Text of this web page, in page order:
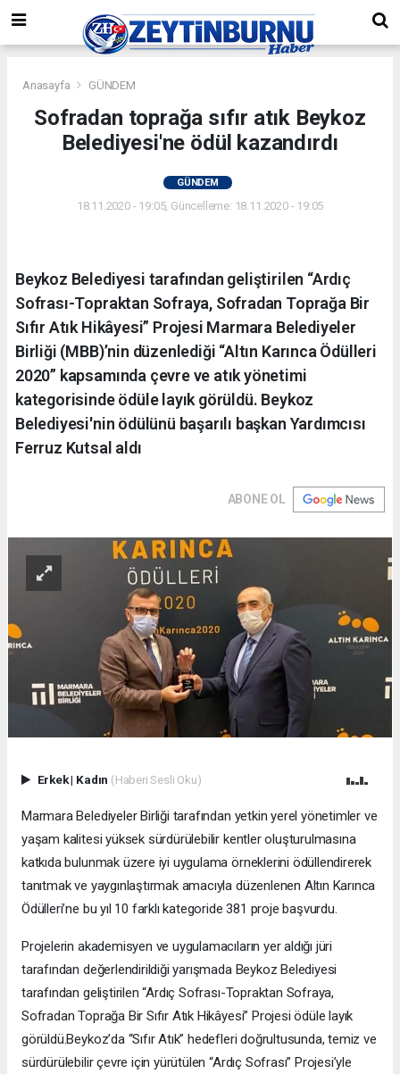
Anasayfa GÜNDEM
Sofradan toprağa sıfır atık Beykoz
Belediyesi'ne ödül kazandırdı
GÜNDEM
18.11.2020 - 19:05, Güncelleme: 18.11.2020 - 19:05
Beykoz Belediyesi tarafından geliştirilen “Ardıç
Sofrası-Topraktan Sofraya, Sofradan Toprağa Bir
Sıfır Atık Hikâyesi” Projesi Marmara Belediyeler
Birliği (MBB)’nin düzenlediği “Altın Karınca Ödülleri
2020” kapsamında çevre ve atık yönetimi
kategorisinde ödüle layık görüldü. Beykoz
Belediyesi'nin ödülünü başarılı başkan Yardımcısı
Ferruz Kutsal aldı
ABONE OL
Erkek| Kadın (Haberi Sesli Oku)
Marmara Belediyeler Birliği tarafından yetkin yerel yönetimler ve
yaşam kalitesi yüksek sürdürülebilir kentler oluşturulmasına
katkıda bulunmak üzere iyi uygulama örneklerini ödüllendirerek
tanıtmak ve yaygınlaştırmak amacıyla düzenlenen Altın Karınca
Ödülleri’ne bu yıl 10 farklı kategoride 381 proje başvurdu.
Projelerin akademisyen ve uygulamacıların yer aldığı jüri
tarafından değerlendirildiği yarışmada Beykoz Belediyesi
tarafından geliştirilen “Ardıç Sofrası-Topraktan Sofraya,
Sofradan Toprağa Bir Sıfır Atık Hikâyesi” Projesi ödüle layık
görüldü.Beykoz’da “Sıfır Atık” hedefleri doğrultusunda, temiz ve
sürdürülebilir çevre için yürütülen “Ardıç Sofrası” Projesi’yle